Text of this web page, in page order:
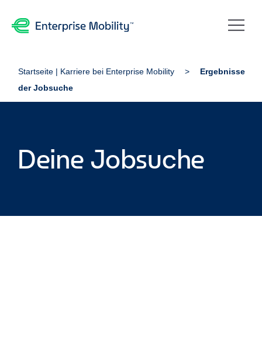
Startseite | Karriere bei Enterprise Mobility
Ergebnisse
der Jobsuche
Deine Jobsuche